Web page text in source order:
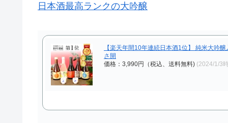
日本酒最高ランクの大吟醸
【楽天年間10年連続日本酒1位】 純米大吟
さ開
価格：3,990円（税込、送料無料) (2024/1/3